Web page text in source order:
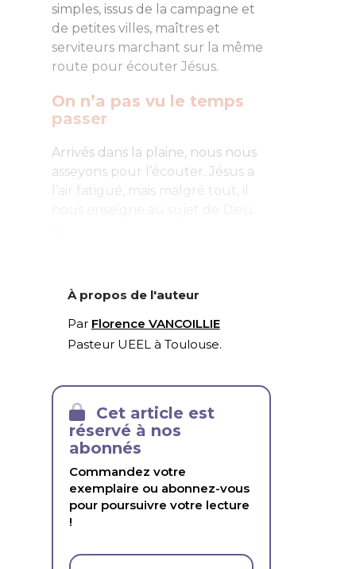
simples, issus de la campagne et
de petites villes, maîtres et
serviteurs marchant sur la même
route pour écouter Jésus.
On n’a pas vu le temps
passer
Arrivés dans la plaine, nous nous
asseyons pour l’écouter. Jésus a
l’air fatigué, mais malgré tout, il
À propos de l'auteur
Par Florence VANCOILLIE
Pasteur UEEL à Toulouse.
Cet article est
réservé à nos
abonnés
Commandez votre
exemplaire ou abonnez-vous
pour poursuivre votre lecture
!